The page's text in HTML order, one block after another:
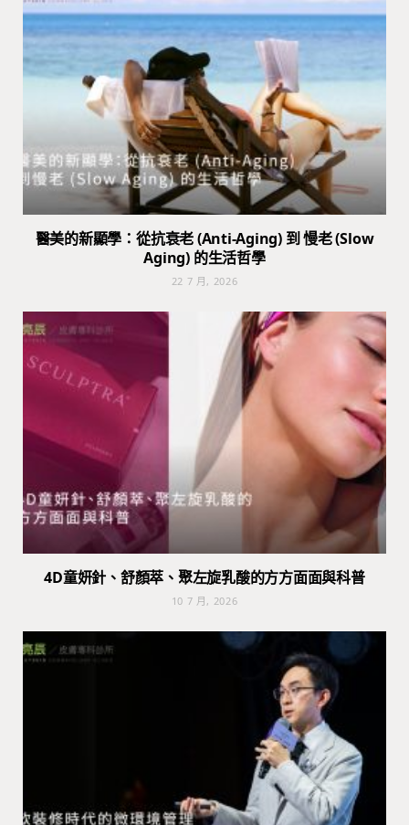
醫美的新顯學：從抗衰老 (Anti-Aging) 到 慢老 (Slow
Aging) 的生活哲學
22 7 月, 2026
4D童妍針、舒顏萃、聚左旋乳酸的方方面面與科普
10 7 月, 2026